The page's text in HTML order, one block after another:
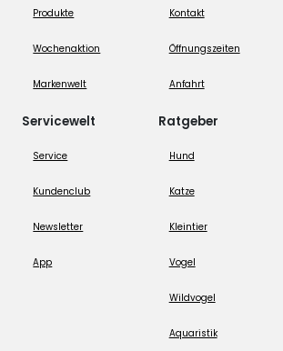
Produkte
Wochenaktion
Markenwelt
Servicewelt
Service
Kundenclub
Newsletter
App
Kontakt
Öffnungszeiten
Anfahrt
Ratgeber
Hund
Katze
Kleintier
Vogel
Wildvogel
Aquaristik